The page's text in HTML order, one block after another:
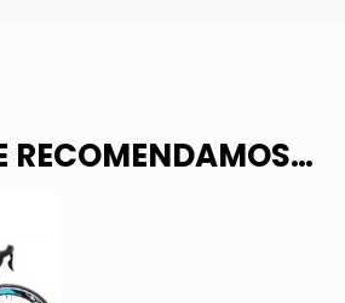
RECOMENDAMOS…